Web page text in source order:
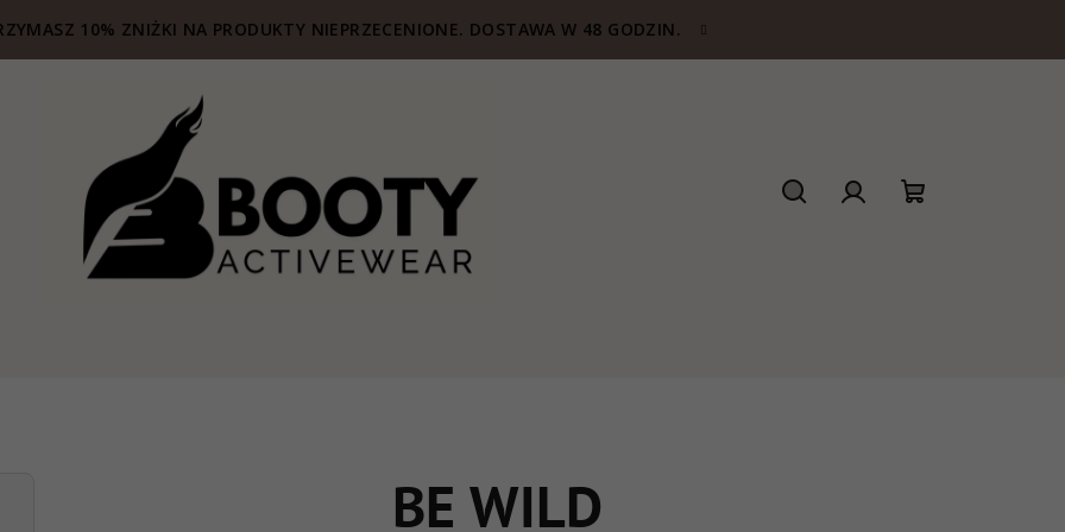
10% ZNIŻKI NA PRODUKTY NIEPRZECENIONE. DOSTAWA W 48 GODZIN.
BE WILD